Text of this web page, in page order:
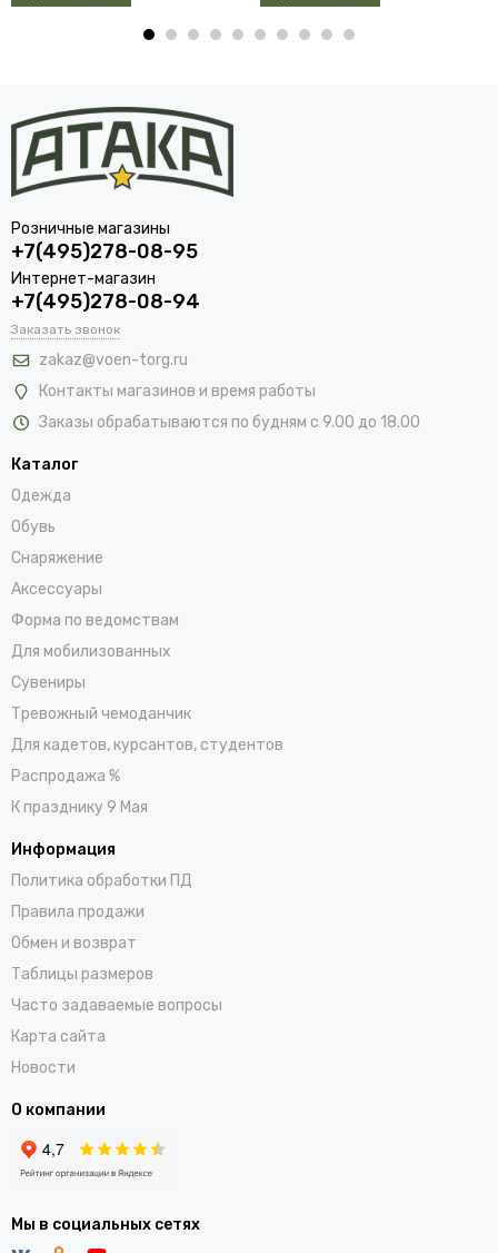
Розничные магазины
+7(495)278-08-95
Интернет-магазин
+7(495)278-08-94
Заказать звонок
zakaz@voen-torg.ru
Контакты магазинов и время работы
Заказы обрабатываются по будням с 9.00 до 18.00
Каталог
Одежда
Обувь
Снаряжение
Аксессуары
Форма по ведомствам
Для мобилизованных
Сувениры
Тревожный чемоданчик
Для кадетов, курсантов, студентов
Распродажа %
К празднику 9 Мая
Информация
Политика обработки ПД
Правила продажи
Обмен и возврат
Таблицы размеров
Часто задаваемые вопросы
Карта сайта
Новости
О компании
Мы в социальных сетях